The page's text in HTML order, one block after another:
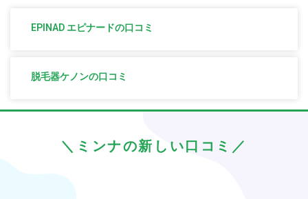
EPINAD エピナードの口コミ
脱毛器ケノンの口コミ
＼ミンナの新しい口コミ／